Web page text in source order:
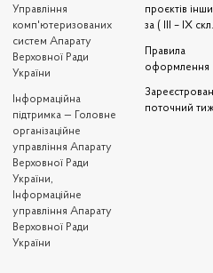
Управління
комп'ютеризованих
систем Апарату
Верховної Ради
України
Iнформаційна
підтримка — Головне
організаційне
управління Апарату
Верховної Ради
України,
Інформаційне
управління Апарату
Верховної Ради
України
проєктів
за ( III – IX
Правила
оформлення
поточний